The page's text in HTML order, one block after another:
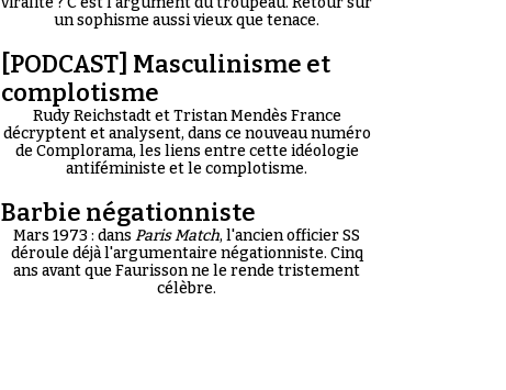
un sophisme aussi vieux que tenace.
[PODCAST] Masculinisme et
complotisme
Rudy Reichstadt et Tristan Mendès France
décryptent et analysent, dans ce nouveau numéro
de Complorama, les liens entre cette idéologie
antiféministe et le complotisme.
Barbie négationniste
Mars 1973 : dans Paris Match, l'ancien officier SS
déroule déjà l'argumentaire négationniste. Cinq
ans avant que Faurisson ne le rende tristement
célèbre.